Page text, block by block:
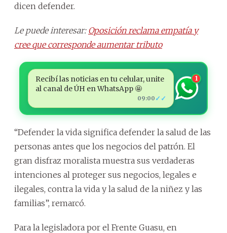
dicen defender.
Le puede interesar: Oposición reclama empatía y
cree que corresponde aumentar tributo
Recibí las noticias en tu celular, unite
al canal de ÚH en WhatsApp 🤩
09:00 ✓✓
1
“Defender la vida significa defender la salud de las
personas antes que los negocios del patrón. El
gran disfraz moralista muestra sus verdaderas
intenciones al proteger sus negocios, legales e
ilegales, contra la vida y la salud de la niñez y las
familias”, remarcó.
Para la legisladora por el Frente Guasu, en